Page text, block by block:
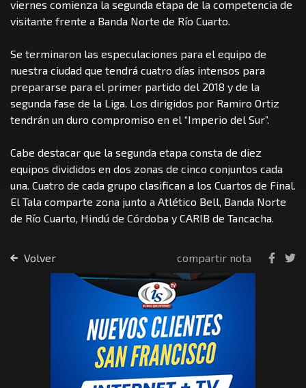
viernes comienza la segunda etapa de la competencia de
visitante frente a Banda Norte de Río Cuarto.
Se terminaron las especulaciones para el equipo de
nuestra ciudad que tendrá cuatro días intensos para
prepararse para el primer partido del 2018 y de la
segunda fase de la Liga. Los dirigidos por Ramiro Ortiz
tendrán un duro compromiso en el “Imperio del Sur”.
Cabe destacar que la segunda etapa consta de diez
equipos divididos en dos zonas de cinco conjuntos cada
una. Cuatro de cada grupo clasifican a los Cuartos de Final.
El Tala comparte zona junto a Atlético Bell, Banda Norte
de Río Cuarto, Hindú de Córdoba y CARIB de Tancacha.
Volver compartir nota